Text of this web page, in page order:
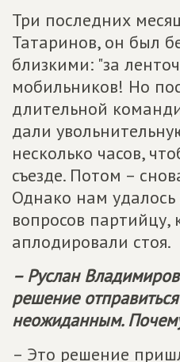
Три последних
Татаринов, он был
близкими: "за
мобильников! Но
длительной
дали
несколько часов,
съезде. Потом –
Однако нам удалось
вопросов партийцу,
аплодировали стоя.
– Руслан
решение
неожиданным.
– Это решение